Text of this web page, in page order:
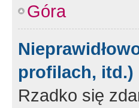
Góra
profilach, itd.)
Rzadko się